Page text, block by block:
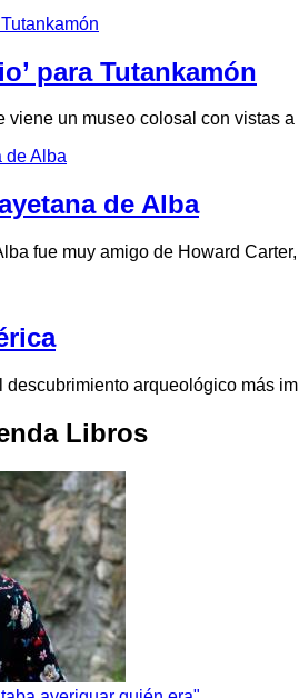
para Tutankamón
viene un museo colosal con vistas
de Alba
fue muy amigo de Howard
descubrimiento arqueológico más